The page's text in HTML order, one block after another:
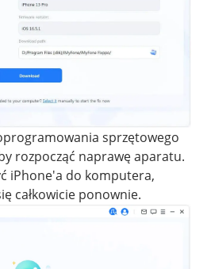
sprzętowego
rozpocząć naprawę aparatu.
iPhone'a do komputera,
całkowicie ponownie.